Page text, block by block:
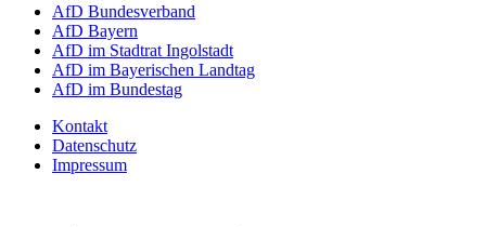
AfD Bundesverband
AfD Bayern
AfD im Stadtrat Ingolstadt
AfD im Bayerischen Landtag
AfD im Bundestag
Kontakt
Datenschutz
Impressum